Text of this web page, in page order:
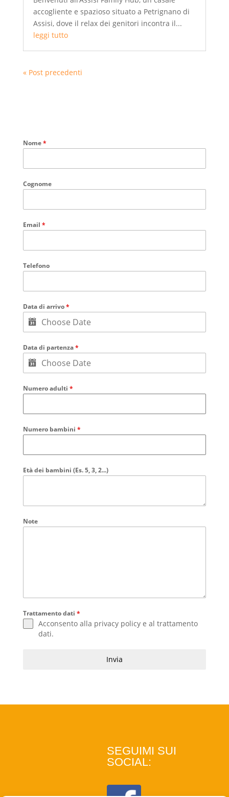
accogliente e spazioso situato a Petrignano di
Assisi, dove il relax dei genitori incontra il...
leggi tutto
« Post precedenti
Nome*
Cognome
Email *
Telefono
Data di arrivo*
Data di partenza*
Numero adulti *
Numero bambini *
Età dei bambini (Es. 5, 3, 2...)
Note
Trattamento dati *
Acconsento alla privacy policye al trattamento
dati.
Invia
SEGUIMI SUI
SOCIAL: